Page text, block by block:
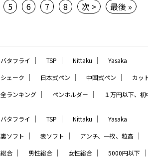
5 6 7 8 次 > 最後 »
バタフライ ｜ TSP ｜ Nittaku ｜ Yasaka
シェーク ｜ 日本式ペン ｜ 中国式ペン ｜ カッ
全ランキング ｜ ペンホルダー ｜ １万円以下、初
バタフライ ｜ TSP ｜ Nittaku ｜ Yasaka
裏ソフト ｜ 表ソフト ｜ アンチ、一枚、粒高 ｜
総合 ｜ 男性総合 ｜ 女性総合 ｜ 5000円以下 ｜